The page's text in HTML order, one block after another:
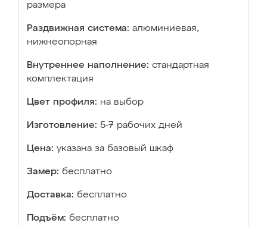
размера
Раздвижная система: алюминиевая,
нижнеопорная
Внутреннее наполнение: стандартная
комплектация
Цвет профиля: на выбор
Изготовление: 5-7 рабочих дней
Цена: указана за базовый шкаф
Замер: бесплатно
Доставка: бесплатно
Подъём: бесплатно